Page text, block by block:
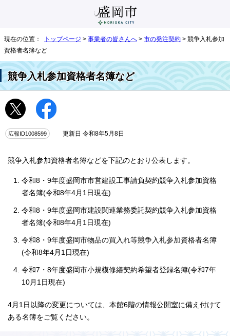
現在の位置： トップページ > 事業者の皆さんへ > 市の発注契約 > 競争入札参加
資格者名簿など
競争入札参加資格者名簿など
広報ID1008599 更新日 令和8年5月8日
競争入札参加資格者名簿などを下記のとおり公表します。
令和8・9年度盛岡市市営建設工事請負契約競争入札参加資格
者名簿(令和8年4月1日現在)
令和8・9年度盛岡市建設関連業務委託契約競争入札参加資格
者名簿(令和8年4月1日現在)
令和8・9年度盛岡市物品の買入れ等競争入札参加資格者名簿
(令和8年4月1日現在)
令和7・8年度盛岡市小規模修繕契約希望者登録名簿(令和7年
10月1日現在)
4月1日以降の変更については、本館6階の情報公開室に備え付けて
ある名簿をご覧ください。